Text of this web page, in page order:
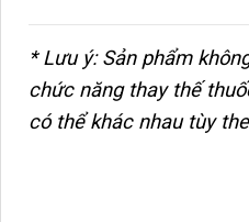
* Lưu ý: Sản phẩm
chức năng thay thế
có thể khác nhau tùy